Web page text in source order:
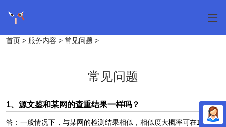
首页 > 服务内容 > 常见问题 >
常见问题
1、源文鉴和某网的查重结果一样吗？
答：一般情况下，与某网的检测结果相似，相似度大概率可在1-5%